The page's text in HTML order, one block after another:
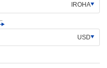
IROHA
USD